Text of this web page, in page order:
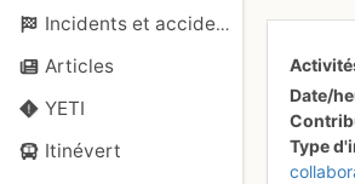
Incidents et accidents
Articles
YETI
Itinévert
Date/
Type